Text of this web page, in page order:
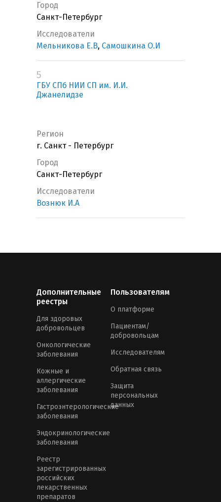
Город
Санкт-Петербург
Исследователи
Мельникова Е.В, Самошкина О.И
5
ГБУ СПб НИИ СП им. И.И.
Джанелидзе
Регион
г. Санкт - Петербург
Город
Санкт-Петербург
Исследователи
Вознюк И.А
Дополнительные
реестры
Для здоровых
добровольцев
Онкологические
заболевания
Кожные и
аллергические
заболевания
Гастроэнтерологические
заболевания
Эндокринологические
заболевания
Реестр
зарегистрированных
российских
лекарственных
препаратов
Пользователям
О платформе
Пациентам/
добровольцам
Исследователям
Обратная связь
Защита
персональных
данных